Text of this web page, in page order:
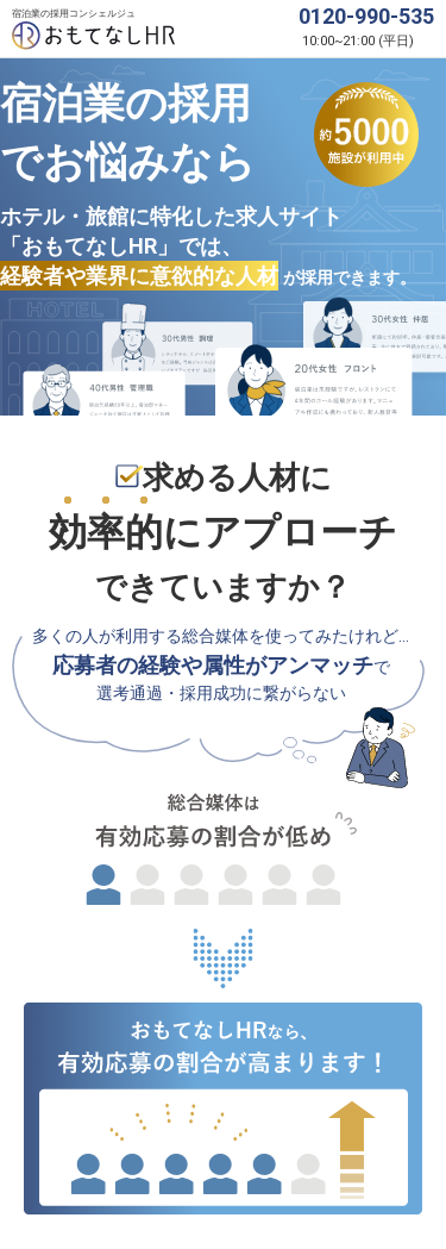
宿泊業の採用コンシェルジュ 0120-990-535
10:00~21:00 (平日)
宿泊業の採用
でお悩みなら
ホテル・旅館に特化した求人サイト
「おもてなしHR」では、
経験者や業界に意欲的な人材 が採用できます。
求める人材に
効率的にアプローチ
できていますか？
多くの人が利用する総合媒体を使ってみたけれど…
応募者の経験や属性がアンマッチで
選考通過・採用成功に繋がらない